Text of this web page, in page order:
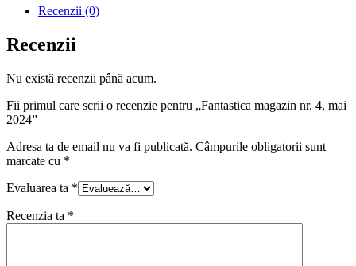
2024
Recenzii (0)
Recenzii
Nu există recenzii până acum.
Fii primul care scrii o recenzie pentru „Fantastica magazin nr. 4, mai
2024”
Adresa ta de email nu va fi publicată. Câmpurile obligatorii sunt
marcate cu *
Evaluarea ta *
Recenzia ta *